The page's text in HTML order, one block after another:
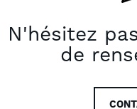
N'hésitez
de